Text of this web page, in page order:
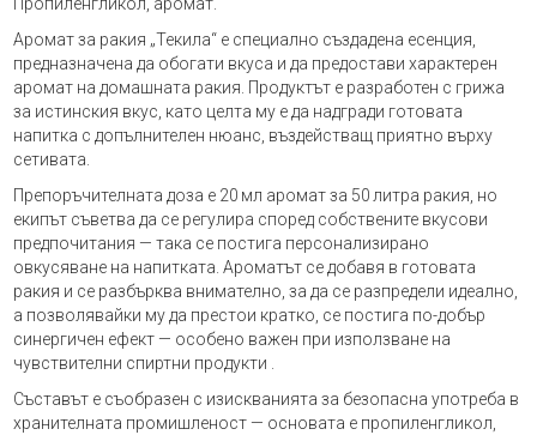
Аромат за ракия „Текила“ е специално създадена есенция,
предназначена да обогати вкуса и да предостави характерен
аромат на домашната ракия. Продуктът е разработен с грижа
за истинския вкус, като целта му е да надгради готовата
напитка с допълнителен нюанс, въздействащ приятно върху
сетивата.
Препоръчителната доза е 20 мл аромат за 50 литра ракия, но
екипът съветва да се регулира според собствените вкусови
предпочитания — така се постига персонализирано
овкусяване на напитката. Ароматът се добавя в готовата
ракия и се разбърква внимателно, за да се разпредели идеално,
а позволявайки му да престои кратко, се постига по-добър
синергичен ефект — особено важен при използване на
чувствителни спиртни продукти .
Съставът е съобразен с изискванията за безопасна употреба в
хранителната промишленост — основата е пропиленгликол,